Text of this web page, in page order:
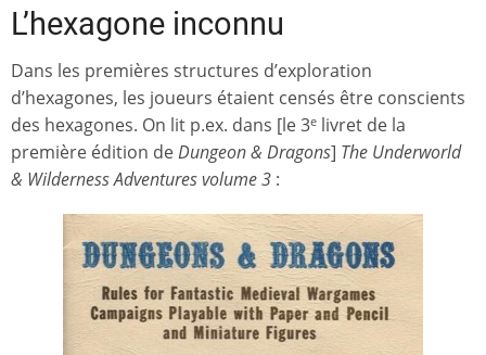
L’hexagone inconnu
Dans les premières structures d’exploration
d’hexagones, les joueurs étaient censés être conscients
des hexagones. On lit p.ex. dans [le 3e livret de la
première édition deDungeon & Dragons] The Underworld
& Wilderness Adventures volume 3 :